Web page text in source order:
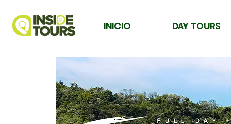
INICIO DAY TOURS